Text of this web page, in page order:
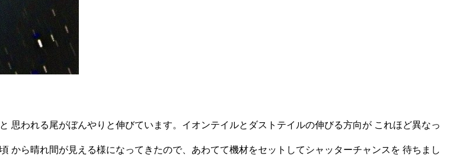
思われる尾がぼんやりと伸びています。イオンテイルとダストテイルの伸びる方向が これほど異なっ
から晴れ間が見える様になってきたので、あわてて機材をセットしてシャッターチャンスを 待ちまし